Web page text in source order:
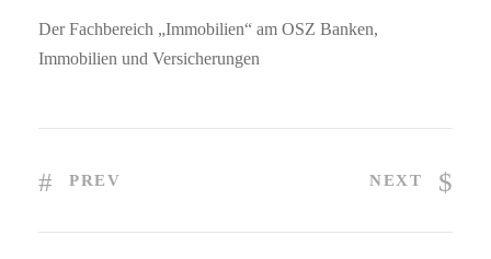
Der Fachbereich „Immobilien“ am OSZ Banken,
Immobilien und Versicherungen
PREV NEXT